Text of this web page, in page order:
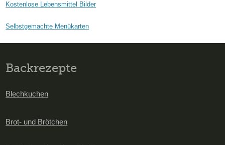
Kostenlose Lebensmittel Bilder
Selbstgemachte Menükarten
Backrezepte
Blechkuchen
Brot- und Brötchen